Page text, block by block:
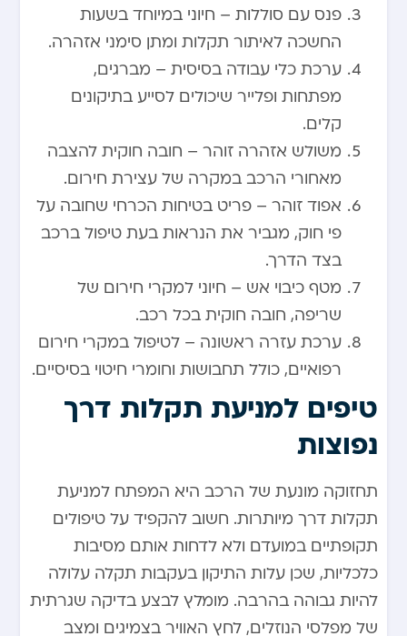
פנס עם סוללות – חיוני במיוחד בשעות
החשכה לאיתור תקלות ומתן סימני אזהרה.
ערכת כלי עבודה בסיסית – מברגים,
מפתחות ופלייר שיכולים לסייע בתיקונים
קלים.
משולש אזהרה זוהר – חובה חוקית להצבה
מאחורי הרכב במקרה של עצירת חירום.
אפוד זוהר – פריט בטיחות הכרחי שחובה על
פי חוק, מגביר את הנראות בעת טיפול ברכב
בצד הדרך.
מטף כיבוי אש – חיוני למקרי חירום של
שריפה, חובה חוקית בכל רכב.
ערכת עזרה ראשונה – לטיפול במקרי חירום
רפואיים, כולל תחבושות וחומרי חיטוי בסיסיים.
טיפים למניעת תקלות דרך
נפוצות
תחזוקה מונעת של הרכב היא המפתח למניעת
תקלות דרך מיותרות. חשוב להקפיד על טיפולים
תקופתיים במועדם ולא לדחות אותם מסיבות
כלכליות, שכן עלות התיקון בעקבות תקלה עלולה
להיות גבוהה בהרבה. מומלץ לבצע בדיקה שגרתית
של מפלסי הנוזלים, לחץ האוויר בצמיגים ומצב